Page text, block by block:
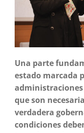
Una parte
estado marcada
administraciones
que son
verdadera
condiciones